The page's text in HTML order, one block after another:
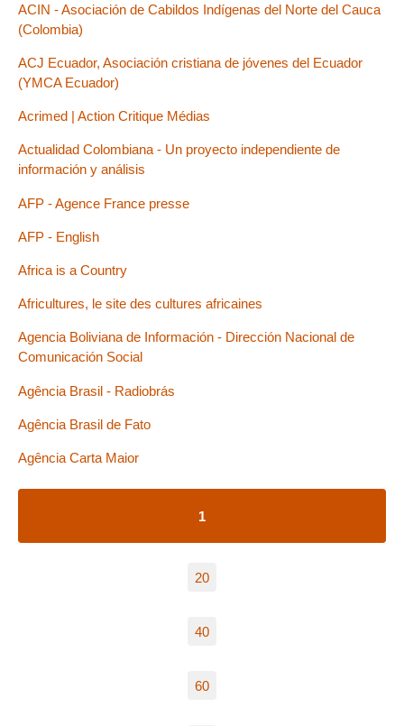
ACIN - Asociación de Cabildos Indígenas del Norte del Cauca
(Colombia)
ACJ Ecuador, Asociación cristiana de jóvenes del Ecuador
(YMCA Ecuador)
Acrimed | Action Critique Médias
Actualidad Colombiana - Un proyecto independiente de
información y análisis
AFP - Agence France presse
AFP - English
Africa is a Country
Africultures, le site des cultures africaines
Agencia Boliviana de Información - Dirección Nacional de
Comunicación Social
Agência Brasil - Radiobrás
Agência Brasil de Fato
Agência Carta Maior
1
20
40
60